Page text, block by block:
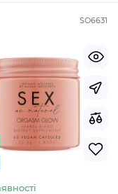
SO6631